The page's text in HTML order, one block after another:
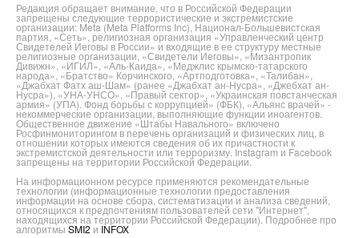
Редакция обращает внимание, что в Российской Федерации
запрещены следующие террористические и экстремистские
организации: Meta (Meta Platforms Inc), Национал-Большевистская
партия, «Сеть», религиозная организация «Управленческий центр
Свидетелей Иеговы в России» и входящие в ее структуру местные
религиозные организации, «Свидетели Иеговы», «Мизантропик
Дивижн», «ИГИЛ», «Аль-Каида», «Меджлис крымско-татарского
народа», «Братство» Корчинского, «Артподготовка», «Талибан»,
«Джабхат Фатх аш-Шам» (ранее «Джабхат ан-Нусра», «Джебхат ан-
Нусра»), «УНА-УНСО», «Правый сектор», «Украинская повстанческая
армия» (УПА). Фонд борьбы с коррупцией» (ФБК), «Альянс врачей» -
некоммерческие организации, выполняющие функции иноагентов.
Общественное движение «Штабы Навального» включено
Росфинмониторингом в перечень организаций и физических лиц, в
отношении которых имеются сведения об их причастности к
экстремистской деятельности или терроризму. Instagram и Facebook
запрещены на территории Российской Федерации.
На информационном ресурсе применяются рекомендательные
технологии (информационные технологии предоставления
информации на основе сбора, систематизации и анализа сведений,
относящихся к предпочтениям пользователей сети "Интернет",
находящихся на территории Российской Федерации). Подробнее про
алгоритмы SMI2 и INFOX